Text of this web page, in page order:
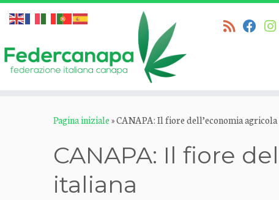
Pagina iniziale»CANAPA: Il fiore dell’economia
CANAPA: Il fiore
italiana